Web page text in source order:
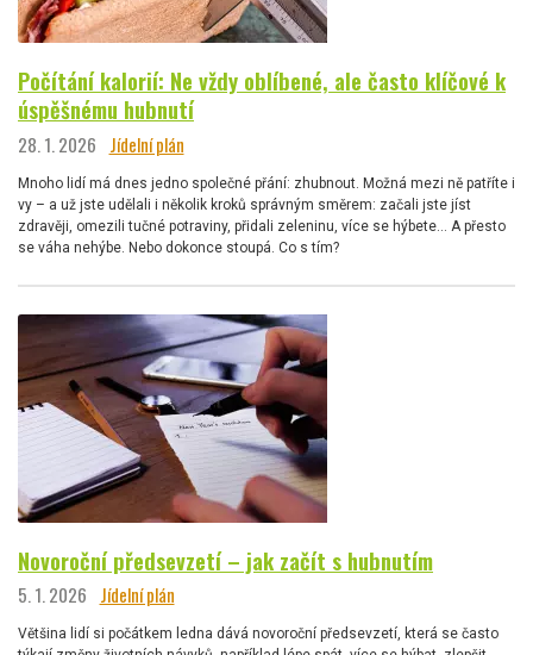
Počítání kalorií: Ne vždy oblíbené, ale často klíčové k
úspěšnému hubnutí
28. 1. 2026 Jídelní plán
Mnoho lidí má dnes jedno společné přání: zhubnout. Možná mezi ně patříte i
vy – a už jste udělali i několik kroků správným směrem: začali jste jíst
zdravěji, omezili tučné potraviny, přidali zeleninu, více se hýbete… A přesto
se váha nehýbe. Nebo dokonce stoupá. Co s tím?
Novoroční předsevzetí – jak začít s hubnutím
5. 1. 2026 Jídelní plán
Většina lidí si počátkem ledna dává novoroční předsevzetí, která se často